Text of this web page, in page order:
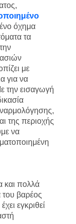
όχημα
τα
με
για να
την εισαγωγή
της περιοχής
να
και πολλά
του βαρέος
εγκριθεί